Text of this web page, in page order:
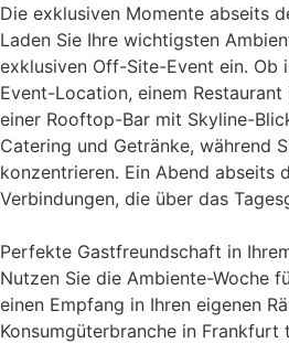
Die exklusiven Momente abseits
Laden Sie Ihre wichtigsten
exklusiven Off-Site-Event ein. Ob
Event-Location, einem
einer Rooftop-Bar mit Skyline-
Catering und Getränke, während
konzentrieren. Ein Abend abseits
Verbindungen, die über das
Perfekte Gastfreundschaft in
Nutzen Sie die Ambiente-Woche
einen Empfang in Ihren eigenen
Konsumgüterbranche in